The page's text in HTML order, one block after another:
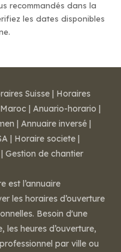
recommandés dans la
les dates disponibles
Suisse | Horaires
| Anuario-horario |
| Annuaire inversé |
| Horaire societe |
| Gestion de chantier
est l’annuaire
les horaires d’ouverture
Besoin d'une
les heures d’ouverture,
par ville ou